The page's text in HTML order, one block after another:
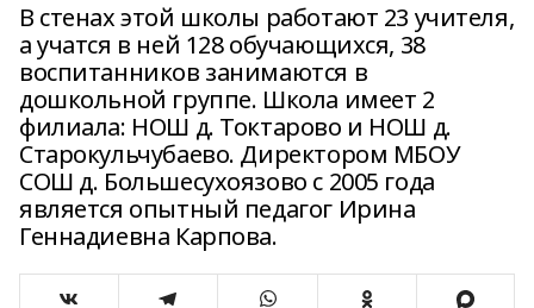
В стенах этой школы работают 23 учителя,
а учатся в ней 128 обучающихся, 38
воспитанников занимаются в
дошкольной группе. Школа имеет 2
филиала: НОШ д. Токтарово и НОШ д.
Старокульчубаево. Директором МБОУ
СОШ д. Большесухоязово с 2005 года
является опытный педагог Ирина
Геннадиевна Карпова.